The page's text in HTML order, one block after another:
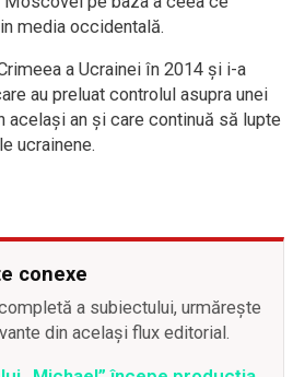
media occidentală.
a Ucrainei în 2014 şi i-a
au preluat controlul asupra unei
acelaşi an şi care continuă să lupte
ucrainene.
conexe
a subiectului, urmărește
din același flux editorial.